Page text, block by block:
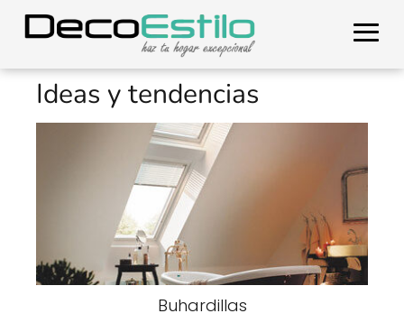
Ideas y tendencias
Buhardillas